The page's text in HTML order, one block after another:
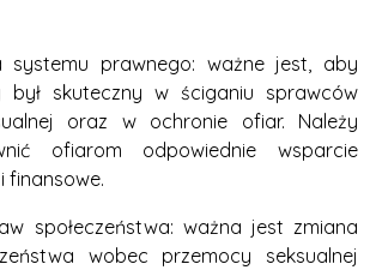
systemu prawnego: ważne jest, aby
był skuteczny w ściganiu sprawców
oraz w ochronie ofiar. Należy
ofiarom odpowiednie wsparcie
finansowe.
społeczeństwa: ważna jest zmiana
wobec przemocy seksualnej